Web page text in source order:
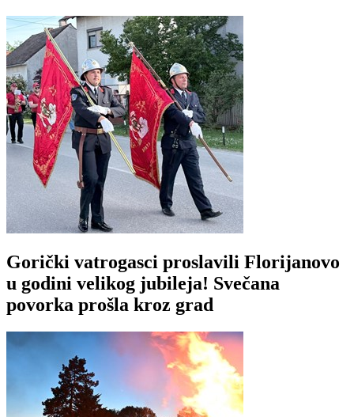
Gorički vatrogasci proslavili Florijanovo
u godini velikog jubileja! Svečana
povorka prošla kroz grad